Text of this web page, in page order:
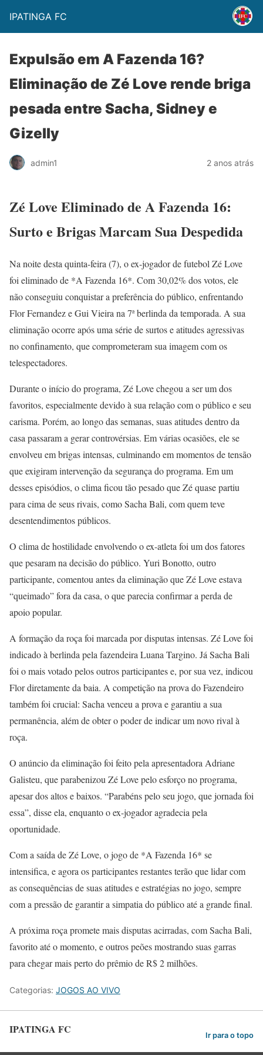
IPATINGA FC
Expulsão em A Fazenda 16?
Eliminação de Zé Love rende briga
pesada entre Sacha, Sidney e
Gizelly
admin1 2 anos atrás
Zé Love Eliminado de A Fazenda 16:
Surto e Brigas Marcam Sua Despedida
Na noite desta quinta-feira (7), o ex-jogador de futebol Zé Love
foi eliminado de *A Fazenda 16*. Com 30,02% dos votos, ele
não conseguiu conquistar a preferência do público, enfrentando
Flor Fernandez e Gui Vieira na 7ª berlinda da temporada. A sua
eliminação ocorre após uma série de surtos e atitudes agressivas
no confinamento, que comprometeram sua imagem com os
telespectadores.
Durante o início do programa, Zé Love chegou a ser um dos
favoritos, especialmente devido à sua relação com o público e seu
carisma. Porém, ao longo das semanas, suas atitudes dentro da
casa passaram a gerar controvérsias. Em várias ocasiões, ele se
envolveu em brigas intensas, culminando em momentos de tensão
que exigiram intervenção da segurança do programa. Em um
desses episódios, o clima ficou tão pesado que Zé quase partiu
para cima de seus rivais, como Sacha Bali, com quem teve
desentendimentos públicos.
O clima de hostilidade envolvendo o ex-atleta foi um dos fatores
que pesaram na decisão do público. Yuri Bonotto, outro
participante, comentou antes da eliminação que Zé Love estava
“queimado” fora da casa, o que parecia confirmar a perda de
apoio popular.
A formação da roça foi marcada por disputas intensas. Zé Love foi
indicado à berlinda pela fazendeira Luana Targino. Já Sacha Bali
foi o mais votado pelos outros participantes e, por sua vez, indicou
Flor diretamente da baia. A competição na prova do Fazendeiro
também foi crucial: Sacha venceu a prova e garantiu a sua
permanência, além de obter o poder de indicar um novo rival à
roça.
O anúncio da eliminação foi feito pela apresentadora Adriane
Galisteu, que parabenizou Zé Love pelo esforço no programa,
apesar dos altos e baixos. “Parabéns pelo seu jogo, que jornada foi
essa”, disse ela, enquanto o ex-jogador agradecia pela
oportunidade.
Com a saída de Zé Love, o jogo de *A Fazenda 16* se
intensifica, e agora os participantes restantes terão que lidar com
as consequências de suas atitudes e estratégias no jogo, sempre
com a pressão de garantir a simpatia do público até a grande final.
A próxima roça promete mais disputas acirradas, com Sacha Bali,
favorito até o momento, e outros peões mostrando suas garras
para chegar mais perto do prêmio de R$ 2 milhões.
Categorias: JOGOS AO VIVO
IPATINGA FC Ir para o topo